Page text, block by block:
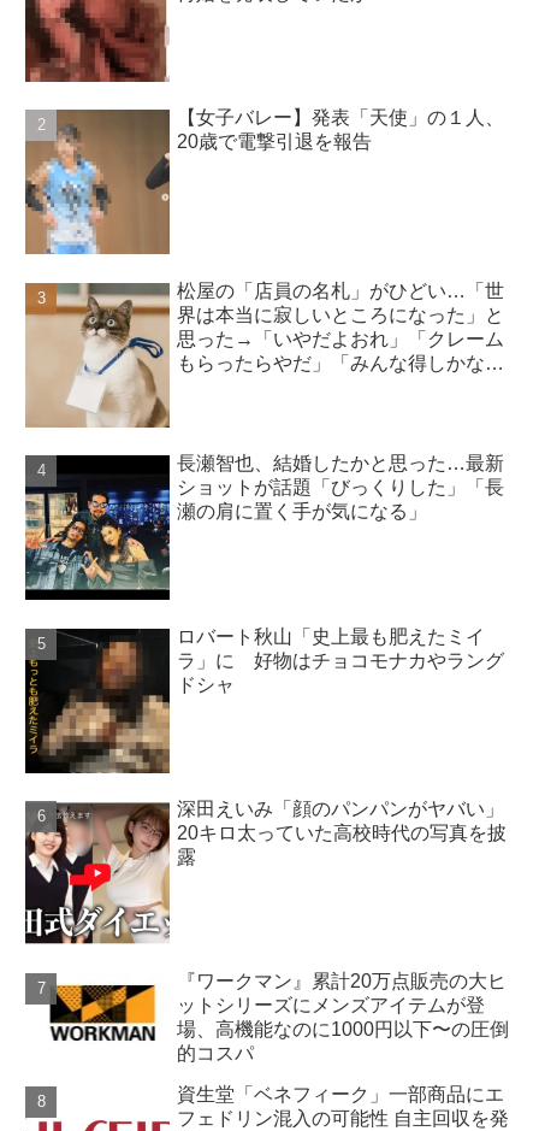
【女子バレー】発表「天使」の１人、
20歳で電撃引退を報告
松屋の「店員の名札」がひどい…「世
界は本当に寂しいところになった」と
思った→「いやだよおれ」「クレーム
もらったらやだ」「みんな得しかな
長瀬智也、結婚したかと思った…最新
ショットが話題「びっくりした」「長
瀬の肩に置く手が気になる」
ロバート秋山「史上最も肥えたミイ
ラ」に 好物はチョコモナカやラング
ドシャ
深田えいみ「顔のパンパンがヤバい」
20キロ太っていた高校時代の写真を披
露
『ワークマン』累計20万点販売の大ヒ
ットシリーズにメンズアイテムが登
場、高機能なのに1000円以下〜の圧倒
的コスパ
資生堂「ベネフィーク」一部商品にエ
フェドリン混入の可能性 自主回収を発